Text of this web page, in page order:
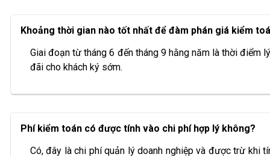
Khoảng thời gian nào tốt nhất để đàm phán giá kiểm
Giai đoạn từ tháng 6 đến tháng 9 hằng năm là thời điểm
đãi cho khách ký sớm.
Phí kiểm toán có được tính vào chi phí hợp lý không?
Có, đây là chi phí quản lý doanh nghiệp và được trừ khi